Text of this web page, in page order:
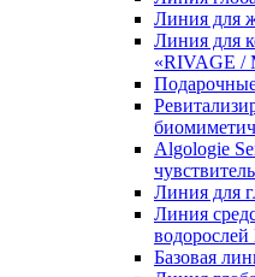
Линия для
Линия для
«RIVAGE
Algologie
Линия для
Линия
Базовая